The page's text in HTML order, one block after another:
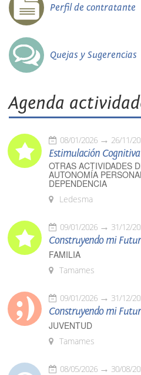
Perfil de contratante
Quejas y Sugerencias
Agenda
08/01/2026 26/11/
Estimulación Cognitiva
OTRAS ACTIVIDADES
AUTONOMÍA
DEPENDENCIA
Ledesma
09/01/2026 31/12/
Construyendo mi
FAMILIA
Tamames
09/01/2026 31/12/
Construyendo mi
JUVENTUD
Tamames
08/05/2026 30/08/